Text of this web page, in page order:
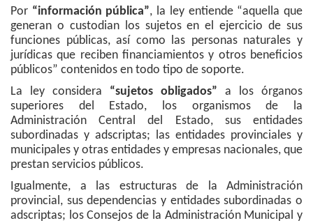
Por “información pública”, la ley entiende “aquella que
generan o custodian los sujetos en el ejercicio de sus
funciones públicas, así como las personas naturales y
jurídicas que reciben financiamientos y otros beneficios
públicos” contenidos en todo tipo de soporte.
La ley considera “sujetos obligados” a los órganos
superiores del Estado, los organismos de la
Administración Central del Estado, sus entidades
subordinadas y adscriptas; las entidades provinciales y
municipales y otras entidades y empresas nacionales, que
prestan servicios públicos.
Igualmente, a las estructuras de la Administración
provincial, sus dependencias y entidades subordinadas o
adscriptas; los Consejos de la Administración Municipal y